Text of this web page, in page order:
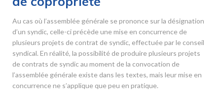
Au cas où l’assemblée générale se prononce sur la désignation
d’un syndic, celle-ci précède une mise en concurrence de
plusieurs projets de contrat de syndic, effectuée par le conseil
syndical. En réalité, la possibilité de produire plusieurs projets
de contrats de syndic au moment de la convocation de
l’assemblée générale existe dans les textes, mais leur mise en
concurrence ne s’applique que peu en pratique.